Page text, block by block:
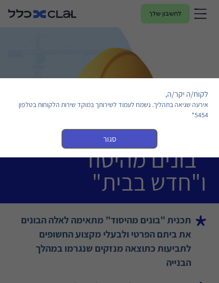
לחשבון שלך
"בונים מהיסוד"
ו"חדש בבית"
תכנית "בונים מהיסוד" מתאימה לאלה הבונים
את ביתם הפרטי ולבעלי מקצוע החשופים
לתביעות כתוצאה מנזקים שנגרמו במהלך
הבנייה
לקוח/ה יקר/ה,
אירעה שגיאה בתהליך. נשמח לעמוד לשירותך במוקד שירות הלקוחות בטלפון
5454*
סגור